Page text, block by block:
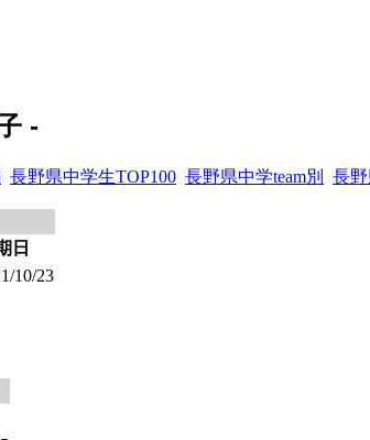
-
長野県中学生TOP100 長野県中学team別 長
日
10/23